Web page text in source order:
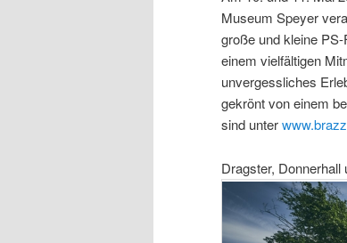
Museum Speyer
große und kleine
einem vielfältigen
unvergessliches
gekrönt von einem
sind unter
Dragster, Donnerhall